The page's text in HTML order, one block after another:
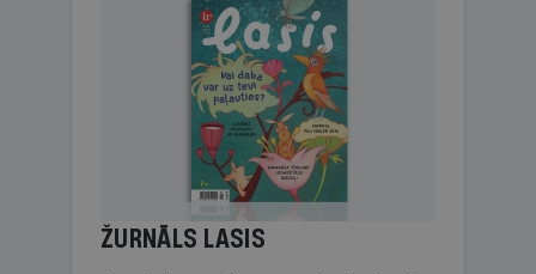
ŽURNĀLS LASIS